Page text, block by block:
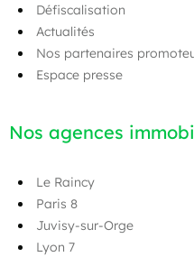
Défiscalisation
Actualités
Nos partenaires
Espace presse
Nos agences
Le Raincy
Paris 8
Juvisy-sur-Orge
Lyon 7